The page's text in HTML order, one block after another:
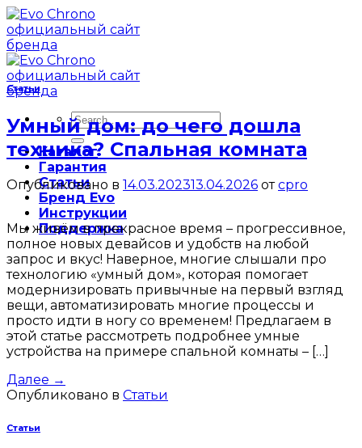
Skip
to
content
Search
for:
Каталог
Гарантия
Статьи
Бренд Evo
Инструкции
Поддержка
Статьи
Умный дом: до чего дошла
техника? Спальная комната
Опубликовано в 14.03.202313.04.2026 отcpro
Мы живём в прекрасное время – прогрессивное,
полное новых девайсов и удобств на любой
запрос и вкус! Наверное, многие слышали про
технологию «умный дом», которая помогает
модернизировать привычные на первый взгляд
вещи, автоматизировать многие процессы и
просто идти в ногу со временем! Предлагаем в
этой статье рассмотреть подробнее умные
устройства на примере спальной комнаты – […]
Далее →
Опубликовано в Статьи
Статьи